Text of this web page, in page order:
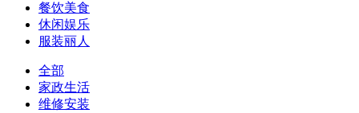
餐饮美食
休闲娱乐
服装丽人
全部
家政生活
维修安装